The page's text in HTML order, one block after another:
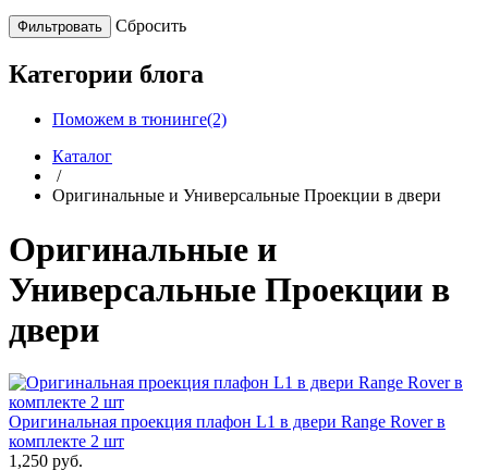
Сбросить
Категории блога
Поможем в тюнинге(2)
Каталог
/
Оригинальные и Универсальные Проекции в двери
Оригинальные и
Универсальные Проекции в
двери
Оригинальная проекция плафон L1 в двери Range Rover в
комплекте 2 шт
1,250 руб.